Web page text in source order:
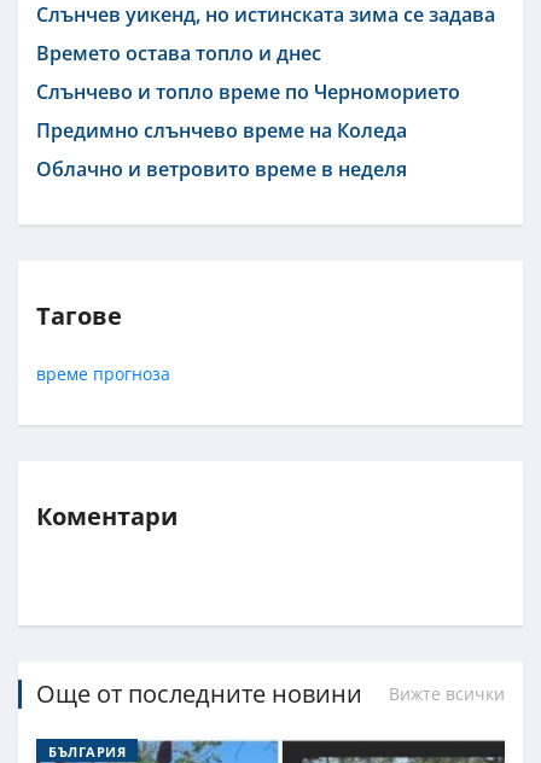
Слънчев уикенд, но истинската зима се задава
Времето остава топло и днес
Слънчево и топло време по Черноморието
Предимно слънчево време на Коледа
Облачно и ветровито време в неделя
Тагове
време прогноза
Коментари
Още от последните новини Вижте всички
БЪЛГАРИЯ